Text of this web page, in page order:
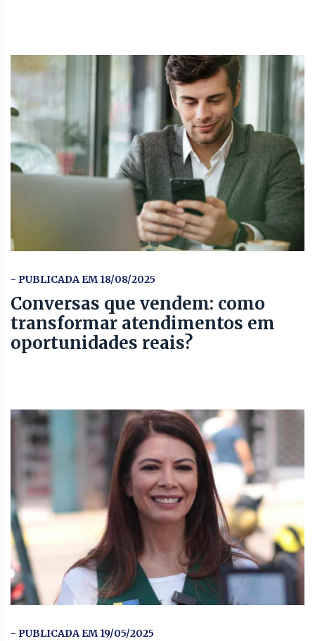
- PUBLICADA EM 18/08/2025
Conversas que vendem: como
transformar atendimentos em
oportunidades reais?
- PUBLICADA EM 19/05/2025